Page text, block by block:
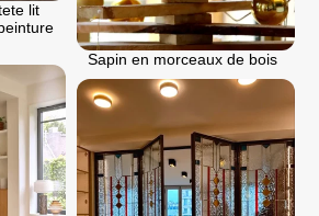
lit
Sapin en morceaux de bois